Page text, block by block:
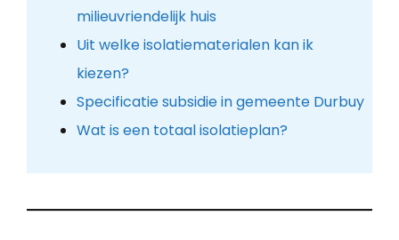
milieuvriendelijk huis
Uit welke isolatiematerialen kan ik
kiezen?
Specificatie subsidie in gemeente Durbuy
Wat is een totaal isolatieplan?